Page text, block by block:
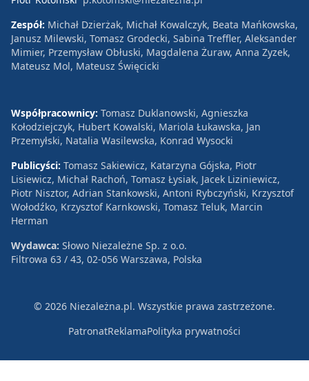
Zespół: Michał Dzierżak, Michał Kowalczyk, Beata Mańkowska,
Janusz Milewski, Tomasz Grodecki, Sabina Treffler, Aleksander
Mimier, Przemysław Obłuski, Magdalena Żuraw, Anna Zyzek,
Mateusz Mol, Mateusz Święcicki
Współpracownicy: Tomasz Duklanowski, Agnieszka
Kołodziejczyk, Hubert Kowalski, Mariola Łukawska, Jan
Przemyłski, Natalia Wasilewska, Konrad Wysocki
Publicyści: Tomasz Sakiewicz, Katarzyna Gójska, Piotr
Lisiewicz, Michał Rachoń, Tomasz Łysiak, Jacek Liziniewicz,
Piotr Nisztor, Adrian Stankowski, Antoni Rybczyński, Krzysztof
Wołodźko, Krzysztof Karnkowski, Tomasz Teluk, Marcin
Herman
Wydawca: Słowo Niezależne Sp. z o.o.
Filtrowa 63 / 43, 02-056 Warszawa, Polska
© 2026 Niezależna.pl. Wszystkie prawa zastrzeżone.
PatronatReklamaPolityka prywatności